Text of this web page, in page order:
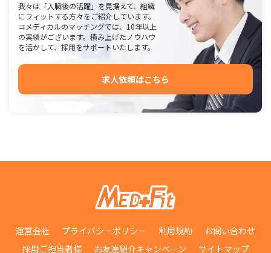
我々は「入職後の活躍」を見据えて、組織
にフィットする方々をご紹介しています。
コメディカルのマッチングでは、10年以上
の実績がございます。積み上げたノウハウ
を活かして、採用をサポートいたします。
求人依頼はこちら
運営会社 プライバシーポリシー 利用規約
お問い合わせ
採用ご担当者様
お友達紹介キャンペーン サイトマップ